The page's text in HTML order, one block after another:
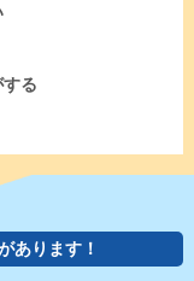
る
あります！